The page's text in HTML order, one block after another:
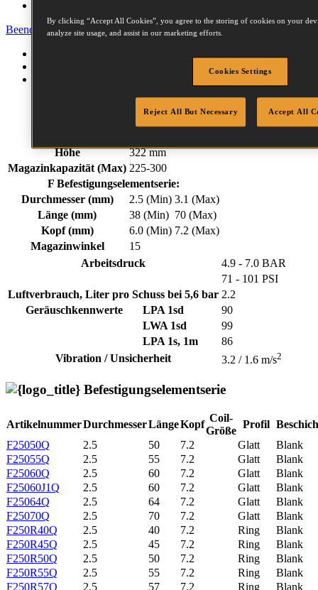
Beenden
Höhe
322 mm
Magazinkapazität (Max) 225-300
F Befestigungselementserie:
Durchmesser (mm)
2.5 (Min) 3.1 (Max)
Länge (mm)
38 (Min) 70 (Max)
Kopf (mm)
6.0 (Min) 7.2 (Max)
Magazinwinkel
15
Arbeitsdruck
4.9 - 7.0 BAR
71 - 101 PSI
Luftverbrauch, Liter pro Schuss bei 5,6 bar 2.2
Geräuschkennwerte
LPA 1sd
90
LWA 1sd
99
LPA 1s, 1m
86
Vibration / Unsicherheit
3.2 / 1.6 m/s2
Befestigungselementserie
ArtikelnummerDurchmesserLängeKopf
Coil-
Größe
Profil
F25050Q
2.5 50 7.2 Glatt
Blank
F25055Q
2.5 55 7.2 Glatt
Blank
F25060Q
2.5 60 7.2 Glatt
Blank
F25060J1Q
2.5 60 7.2 Glatt
Blank
F25064Q
2.5 64 7.2 Glatt
Blank
F25070Q
2.5 70 7.2 Glatt
Blank
F250R40Q
2.5 40 7.2 Ring
Blank
F250R45Q
2.5 45 7.2 Ring
Blank
F250R50Q
2.5 50 7.2 Ring
Blank
F250R55Q
2.5 55 7.2 Ring
Blank
F250R57Q
2.5 57 7.2 Ring
Blank
By clicking “Accept All Cookies”, you agree to the storing of cookies on your
analyze site usage, and assist in our marketing efforts.
Cookies Settings
Reject All But Necessary Accept All